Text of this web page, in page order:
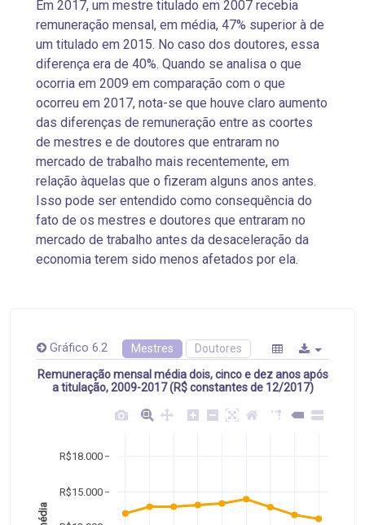
Em 2017, um mestre titulado em 2007 recebia
remuneração mensal, em média, 47% superior à de
um titulado em 2015. No caso dos doutores, essa
diferença era de 40%. Quando se analisa o que
ocorria em 2009 em comparação com o que
ocorreu em 2017, nota-se que houve claro aumento
das diferenças de remuneração entre as coortes
de mestres e de doutores que entraram no
mercado de trabalho mais recentemente, em
relação àquelas que o fizeram alguns anos antes.
Isso pode ser entendido como consequência do
fato de os mestres e doutores que entraram no
mercado de trabalho antes da desaceleração da
economia terem sido menos afetados por ela.
Gráfico 6.2 Mestres Doutores
Remuneração mensal média dois, cinco e dez anos após
a titulação, 2009-2017 (R$ constantes de 12/2017)
R$15.000
R$18.000